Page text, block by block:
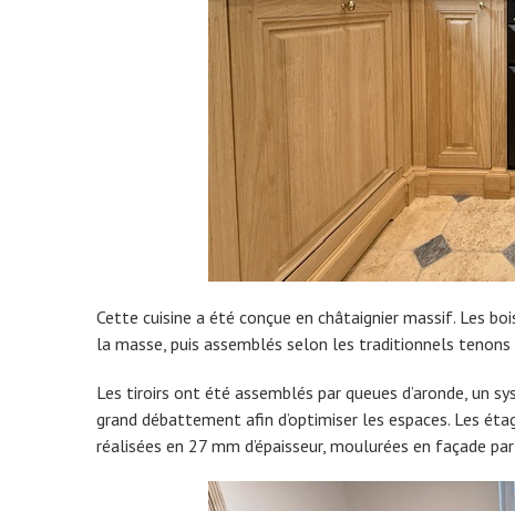
Cette cuisine a été conçue en châtaignier massif. Les
la masse, puis assemblés selon les traditionnels
Les tiroirs ont été assemblés par queues d’aronde, un
grand débattement afin d’optimiser les espaces. Les
réalisées en 27 mm d’épaisseur, moulurées en façade